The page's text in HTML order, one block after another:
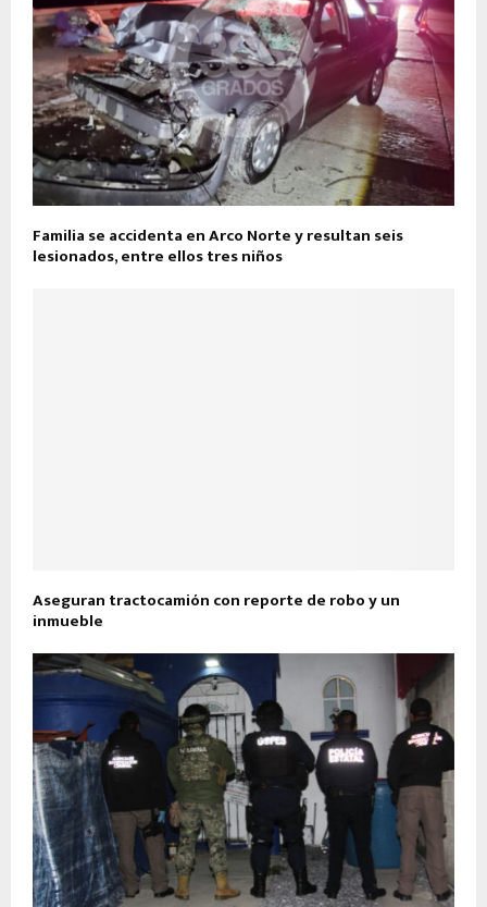
Familia se accidenta en Arco Norte y resultan seis
lesionados, entre ellos tres niños
Aseguran tractocamión con reporte de robo y un
inmueble